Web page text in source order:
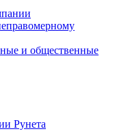
и общественные
Рунета